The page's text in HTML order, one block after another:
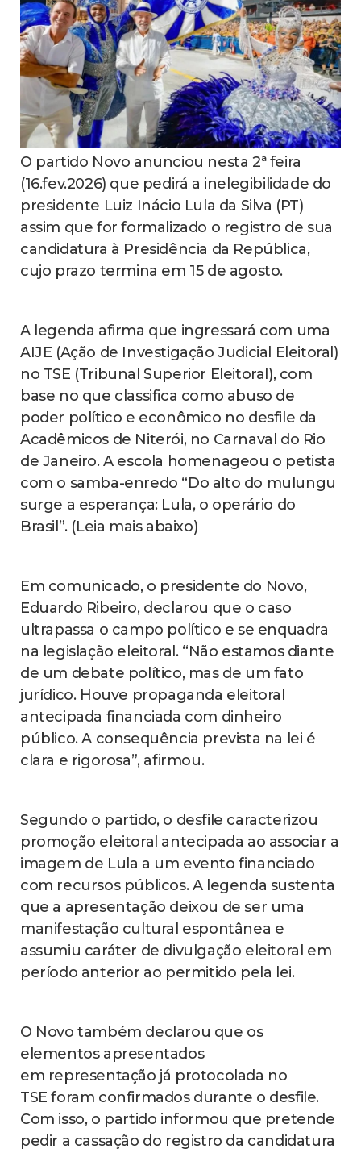
O partido Novo anunciou nesta 2ª feira
(16.fev.2026) que pedirá a inelegibilidade do
presidente Luiz Inácio Lula da Silva (PT)
assim que for formalizado o registro de sua
candidatura à Presidência da República,
cujo prazo termina em 15 de agosto.
A legenda afirma que ingressará com uma
AIJE (Ação de Investigação Judicial Eleitoral)
no TSE (Tribunal Superior Eleitoral), com
base no que classifica como abuso de
poder político e econômico no desfile da
Acadêmicos de Niterói, no Carnaval do Rio
de Janeiro. A escola homenageou o petista
com o samba-enredo “Do alto do mulungu
surge a esperança: Lula, o operário do
Brasil”. (Leia mais abaixo)
Em comunicado, o presidente do Novo,
Eduardo Ribeiro, declarou que o caso
ultrapassa o campo político e se enquadra
na legislação eleitoral. “Não estamos diante
de um debate político, mas de um fato
jurídico. Houve propaganda eleitoral
antecipada financiada com dinheiro
público. A consequência prevista na lei é
clara e rigorosa”, afirmou.
Segundo o partido, o desfile caracterizou
promoção eleitoral antecipada ao associar a
imagem de Lula a um evento financiado
com recursos públicos. A legenda sustenta
que a apresentação deixou de ser uma
manifestação cultural espontânea e
assumiu caráter de divulgação eleitoral em
período anterior ao permitido pela lei.
O Novo também declarou que os
elementos apresentados
em representação já protocolada no
TSE foram confirmados durante o desfile.
Com isso, o partido informou que pretende
pedir a cassação do registro da candidatura